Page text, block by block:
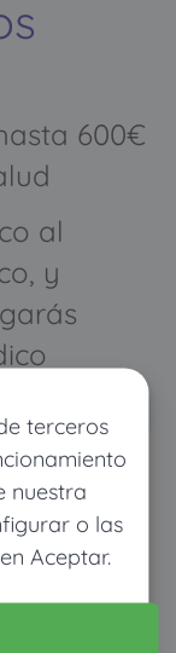
terceros
nuestra
o las
Aceptar.
600€
al
y